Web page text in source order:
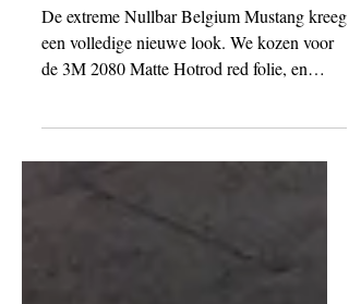
Nullbar Belgium Mustang Wrap -
3M 2080 Hotrod Red
De extreme Nullbar Belgium Mustang kreeg
de 3M 2080 Matte Hotrod red folie, en
brachtte een...